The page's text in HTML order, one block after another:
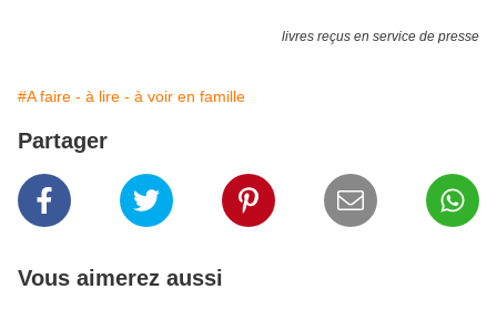
livres reçus en service de presse
#A faire - à lire - à voir en famille
Partager
Vous aimerez aussi